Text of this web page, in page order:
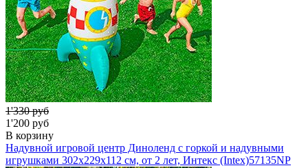
1'330 руб
1'200 руб
В корзину
Надувной игровой центр Диноленд с горкой и надувными
игрушками 302х229х112 см, от 2 лет, Интекс (Intex)57135NP